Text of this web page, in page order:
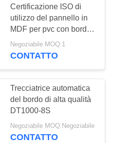
Certificazione ISO di
utilizzo del pannello in
MDF per pvc con bordi
in legno ad alte
prestazioni
Negoziabile MOQ:1
CONTATTO
Trecciatrice automatica
del bordo di alta qualità
DT1000-8S
Negoziabile MOQ:Negoziabile
CONTATTO